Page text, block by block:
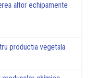
altor echipamente
productia vegetala